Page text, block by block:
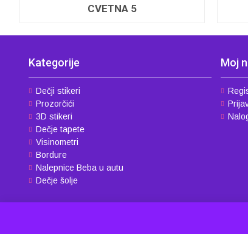
CVETNA 5
Kategorije
Dečji stikeri
Prozorčići
3D stikeri
Dečje tapete
Visinometri
Bordure
Nalepnice Beba u autu
Dečje šolje
Moj